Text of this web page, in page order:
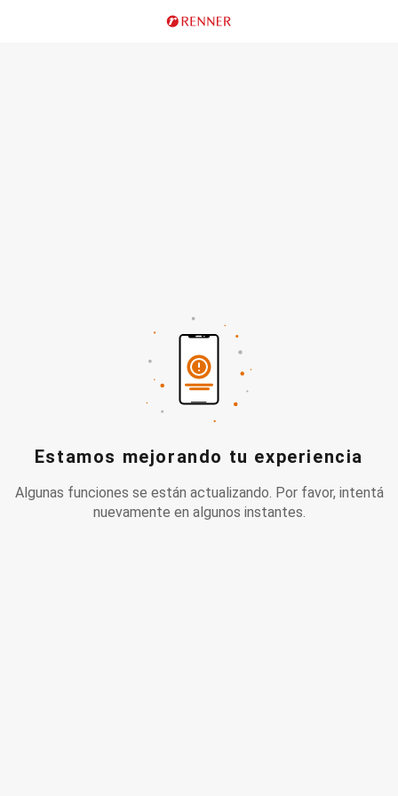
Estamos mejorando tu experiencia
Algunas funciones se están actualizando. Por favor, intentá
nuevamente en algunos instantes.